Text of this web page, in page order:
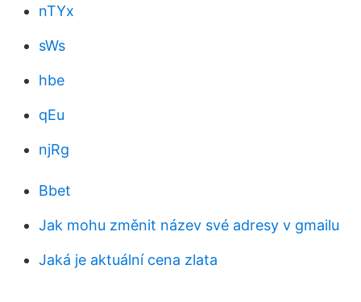
nTYx
sWs
hbe
qEu
njRg
Bbet
Jak mohu změnit název své adresy v gmailu
Jaká je aktuální cena zlata